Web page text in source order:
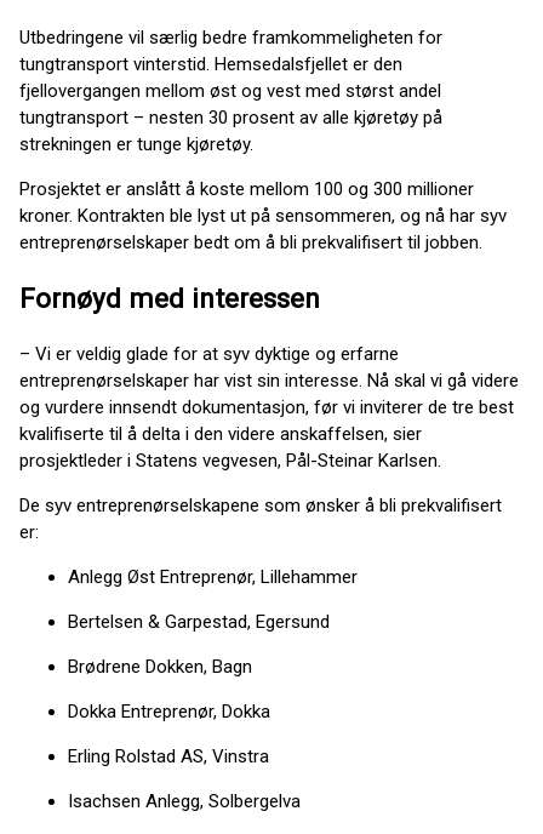
Utbedringene vil særlig bedre framkommeligheten for
tungtransport vinterstid. Hemsedalsfjellet er den
fjellovergangen mellom øst og vest med størst andel
tungtransport – nesten 30 prosent av alle kjøretøy på
strekningen er tunge kjøretøy.
Prosjektet er anslått å koste mellom 100 og 300 millioner
kroner. Kontrakten ble lyst ut på sensommeren, og nå har syv
entreprenørselskaper bedt om å bli prekvalifisert til jobben.
Fornøyd med interessen
– Vi er veldig glade for at syv dyktige og erfarne
entreprenørselskaper har vist sin interesse. Nå skal vi gå videre
og vurdere innsendt dokumentasjon, før vi inviterer de tre best
kvalifiserte til å delta i den videre anskaffelsen, sier
prosjektleder i Statens vegvesen, Pål-Steinar Karlsen.
De syv entreprenørselskapene som ønsker å bli prekvalifisert
er:
Anlegg Øst Entreprenør, Lillehammer
Bertelsen & Garpestad, Egersund
Brødrene Dokken, Bagn
Dokka Entreprenør, Dokka
Erling Rolstad AS, Vinstra
Isachsen Anlegg, Solbergelva